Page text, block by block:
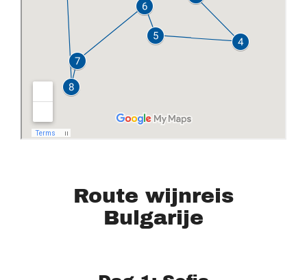
Route wijnreis
Bulgarije